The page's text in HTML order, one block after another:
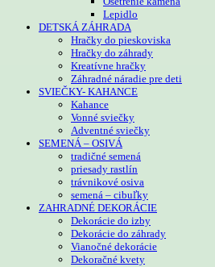
Lepidlo
DETSKÁ ZÁHRADA
Hračky do pieskoviska
Hračky do záhrady
Kreatívne hračky
Záhradné náradie pre deti
SVIEČKY- KAHANCE
Kahance
Vonné sviečky
Adventné sviečky
SEMENÁ – OSIVÁ
tradičné semená
priesady rastlín
trávnikové osiva
semená – cibuľky
ZAHRADNÉ DEKORÁCIE
Dekorácie do izby
Dekorácie do záhrady
Vianočné dekorácie
Dekoračné kvety